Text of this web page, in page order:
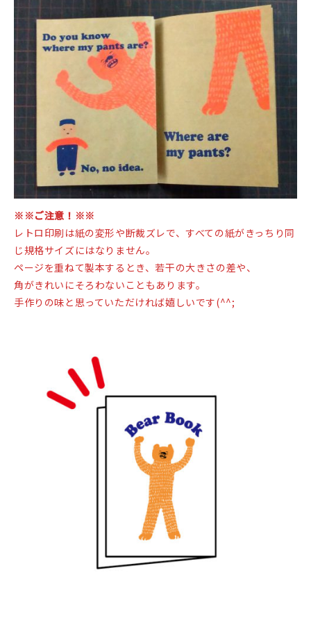
※※ご注意！※※
レトロ印刷は紙の変形や断裁ズレで、すべての紙がきっちり同
じ規格サイズにはなりません。
ページを重ねて製本するとき、若干の大きさの差や、
角がきれいにそろわないこともあります。
手作りの味と思っていただければ嬉しいです(^^;